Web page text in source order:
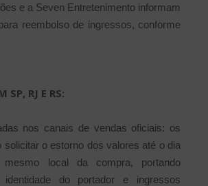
e a Seven Entretenimento informam
reembolso de ingressos, conforme
SP, RJ E RS:
nos canais de vendas oficiais: os
solicitar o estorno dos valores até o dia
mesmo local da compra, portando
identidade do portador e ingressos